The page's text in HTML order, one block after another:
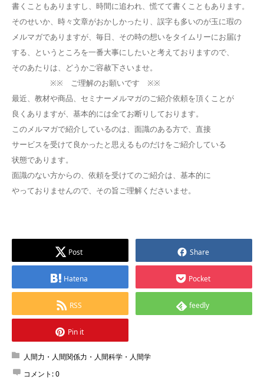
書くこともありますし、時間に追われ、慌てて書くこともあります。
そのせいか、時々文章がおかしかったり、誤字も多いのが玉に瑕の
メルマガでありますが、毎日、その時の想いをタイムリーにお届け
する、というところを一番大事にしたいと考えておりますので、
そのあたりは、どうかご容赦下さいませ。
※※ ご理解のお願いです ※※
最近、教材や商品、セミナーメルマガのご紹介依頼を頂くことが
良くありますが、基本的には全てお断りしております。
このメルマガで紹介しているのは、面識のある方で、直接
サービスを受けて良かったと思えるものだけをご紹介している
状態であります。
面識のない方からの、依頼を受けてのご紹介は、基本的に
やっておりませんので、その旨ご理解くださいませ。
Post Share
Hatena Pocket
RSS feedly
Pin it
人間力・人間関係力・人間科学・人間学
コメント:0